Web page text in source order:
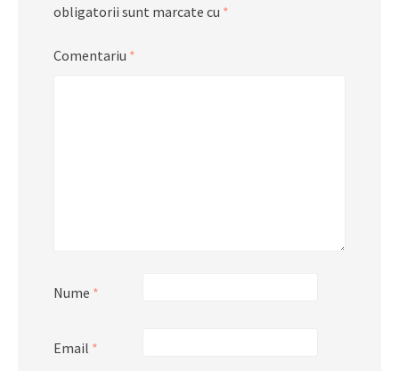
obligatorii sunt marcate cu *
Comentariu *
Nume *
Email *